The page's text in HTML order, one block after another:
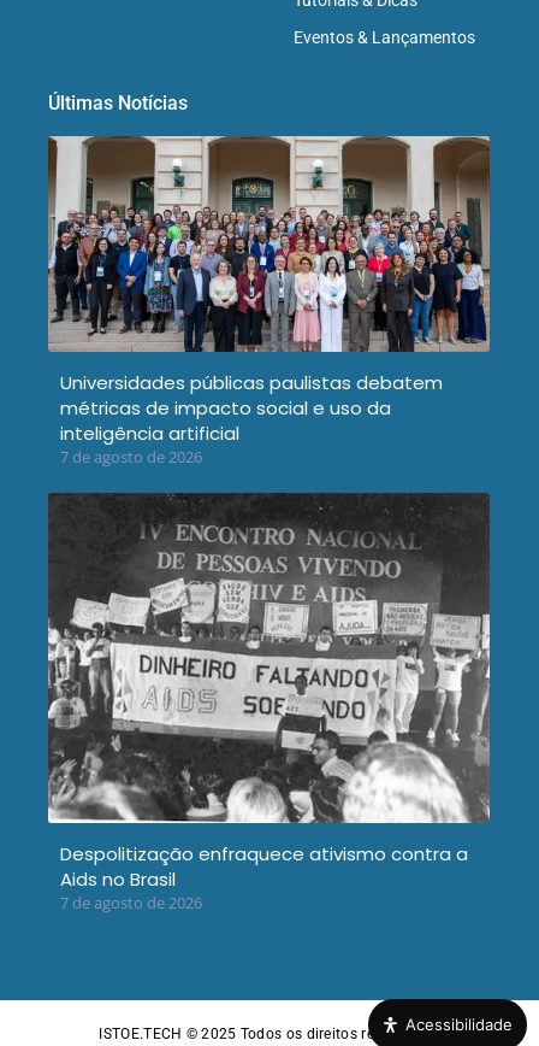
Eventos & Lançamentos
Últimas Notícias
Universidades públicas paulistas debatem
métricas de impacto social e uso da
inteligência artificial
7 de agosto de 2026
Despolitização enfraquece ativismo contra a
Aids no Brasil
7 de agosto de 2026
ISTOE.TECH © 2025 Todos os direitos reservados
Acessibilidade